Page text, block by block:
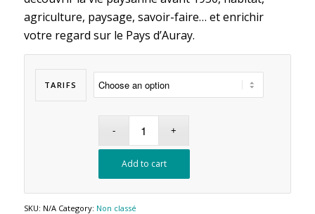
agriculture, paysage, savoir-faire… et enrichir
votre regard sur le Pays d’Auray.
TARIFS
Add to cart
SKU: N/A Category: Non classé